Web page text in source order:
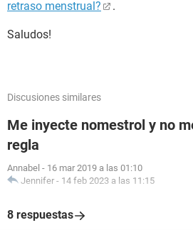
retraso menstrual?
.
Saludos!
Discusiones similares
Me inyecte nomestrol y no
regla
Annabel - 16 mar 2019 a las 01:10
Jennifer - 14 feb 2023 a las 11:15
8 respuestas